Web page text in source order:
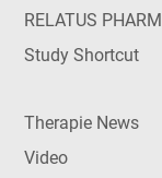
RELATUS PHARM
Study Shortcut
Therapie News
Video